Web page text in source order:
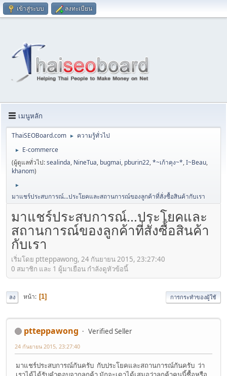
เข้าสู่ระบบ ลงทะเบียน
เมนูหลัก
ThaiSEOBoard.com ► ความรู้ทั่วไป
►
E-commerce
(ผู้ดูแลทั่วไป:sealinda, NineTua, bugmai, pburin22,*~เก้าคุง~*,I~Beau,
khanom)
►
มาแชร์ประสบการณ์...ประโยคและสถานการณ์ของลูกค้าที่สั่งซื้อสินค้ากับเรา
มาแชร์ประสบการณ์...ประโยคและ
สถานการณ์ของลูกค้าที่สั่งซื้อสินค้า
กับเรา
เริ่มโดย ptteppawong, 24 กันยายน 2015, 23:27:40
0 สมาชิก และ 1 ผู้มาเยือน กำลังดูหัวข้อนี้
ลง หน้า 1 การกระทำของผู้ใช้
ptteppawong Verified Seller
24 กันยายน 2015, 23:27:40
มาแชร์ประสบการณ์กันครับ กับประโยคและสถานการณ์กันครับ ว่า